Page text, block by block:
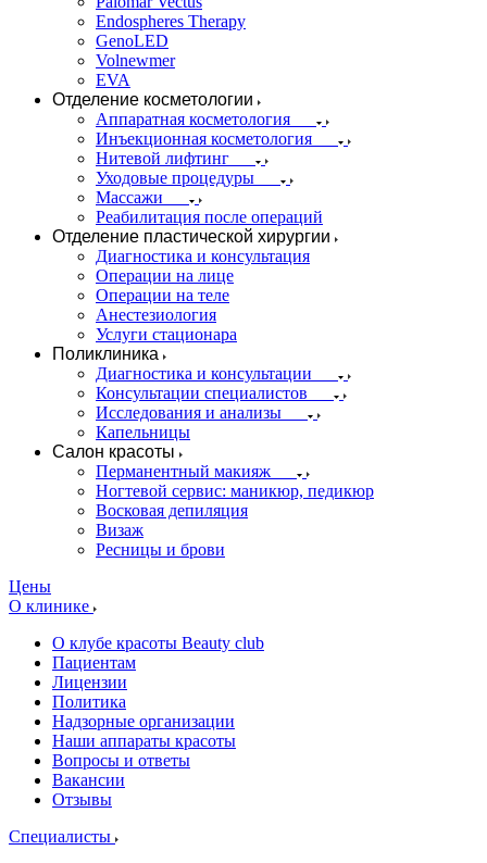
Endospheres Therapy
GenoLED
Volnewmer
EVA
Отделение косметологии
Аппаратная косметология
Инъекционная косметология
Нитевой лифтинг
Уходовые процедуры
Массажи
Реабилитация после операций
Отделение пластической хирургии
Диагностика и консультация
Операции на лице
Операции на теле
Анестезиология
Услуги стационара
Поликлиника
Диагностика и консультации
Консультации специалистов
Исследования и анализы
Капельницы
Салон красоты
Перманентный макияж
Ногтевой сервис: маникюр, педикюр
Восковая депиляция
Визаж
Ресницы и брови
Цены
О клинике
О клубе красоты Beauty club
Пациентам
Лицензии
Политика
Надзорные организации
Наши аппараты красоты
Вопросы и ответы
Вакансии
Отзывы
Специалисты